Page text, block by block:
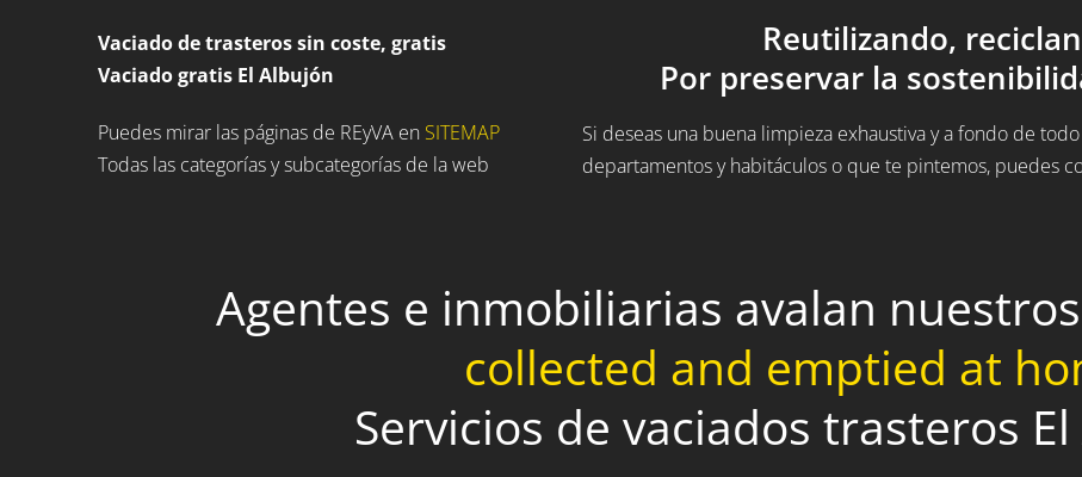
Vaciado de trasteros sin coste, gratis
Vaciado gratis El Albujón
Puedes mirar las páginas de REyVA en SITEMAP
Todas las categorías y subcategorías de la web
Reutilizando,
Por preservar la
Si deseas una buena limpieza exhaustiva y a fondo de
departamentos y habitáculos o que te pintemos, puedes
Agentes e inmobiliarias avalan
collected and emptied at
Servicios de vaciados trasteros